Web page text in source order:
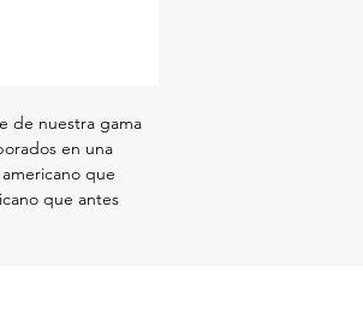
de nuestra gama
en una
que
que antes